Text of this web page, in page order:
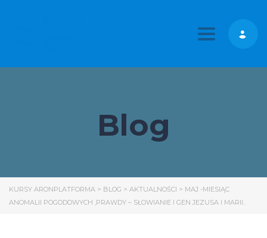
Toggle
Blog
KURSY ARONPLATFORMA > BLOG > AKTUALNOŚCI > MAJ -MIESIĄC
ANOMALII POGODOWYCH ,PRAWDY – SŁOWIANIE I GEN JEZUSA I MARII..